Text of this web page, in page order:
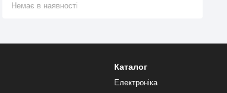
Немає в наявності
Каталог
Електроніка